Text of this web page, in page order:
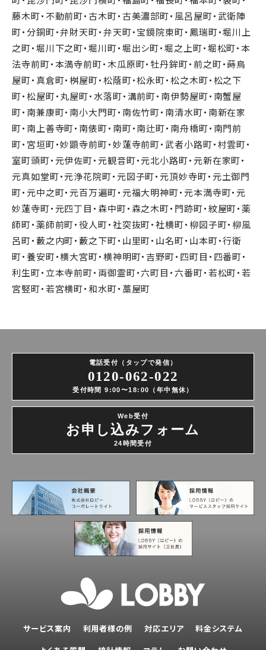
藤木町・不動前町・古木町・古美濃部町・風呂屋町・武衛陣
町・分銅町・弁財天町・弁天町・宝鏡院東町・鳳瑞町・堀川上
之町・堀川下之町・堀川町・堀出シ町・堀之上町・堀松町・本
法寺前町・本満寺前町・木瓜原町・牡丹鉾町・前之町・蒔鳥
屋町・真倉町・桝屋町・松蔭町・松永町・松之木町・松之下
町・松屋町・丸屋町・水落町・溝前町・南伊勢屋町・南蟹屋
町・南兼康町・南小大門町・南佐竹町・南清水町・南新在家
町・南上善寺町・南俵町・南町・南辻町・南舟橋町・南門前
町・宮垣町・妙顕寺前町・妙蓮寺前町・武者小路町・村雲町・
室町頭町・元伊佐町・元観音町・元北小路町・元新在家町・
元真如堂町・元浄花院町・元図子町・元頂妙寺町・元土御門
町・元中之町・元百万遍町・元福大明神町・元本満寺町・元
妙蓮寺町・元四丁目・森中町・森之木町・門跡町・紋屋町・薬
師町・薬師前町・役人町・社突抜町・社横町・柳図子町・柳風
呂町・藪之内町・藪之下町・山里町・山名町・山本町・行衛
町・養安町・横大宮町・横神明町・吉野町・四町目・四番町・
利生町・立本寺前町・両御霊町・六町目・六番町・若松町・若
宮竪町・若宮横町・和水町・藁屋町
電話受付（タップで発信）
0120-062-022
受付時間 9:00〜18:00（年中無休）
Web受付
お申し込みフォーム
24時間受付
サービス案内 利用者様の例 対応エリア
料金システム